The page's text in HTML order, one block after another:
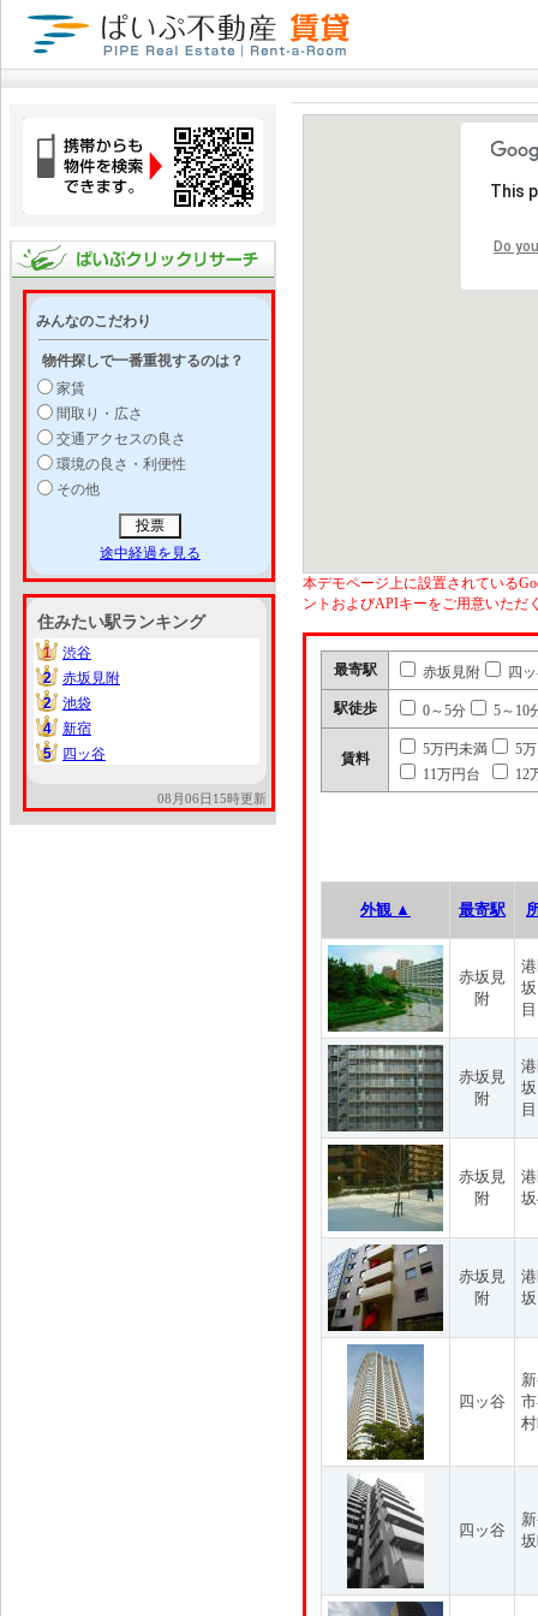
みんなのこだわり
物件探しで一番重視するのは？
家賃
間取り・広さ
交通アクセスの良さ
環境の良さ・利便性
その他
途中経過を見る
住みたい駅ランキング
1
1
渋谷
2
2
赤坂見附
2
2
池袋
4
4
新宿
5
5 四ッ谷
08月06日15時更新
This
Do
本デモページ上に設置されている
ントおよびAPIキーをご用意いただ
最寄駅 赤坂見附 四
駅徒歩 0～5分 5～10
賃料
5万円未満
5
11万円台
12
外観 ▲ 最寄駅
赤坂見
附
目
赤坂見
附
目
赤坂見
附
赤坂見
附
四ッ谷
四ッ谷